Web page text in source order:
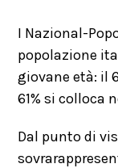
I Nazional-
popolazione
giovane età: il
61% si colloca
Dal punto di